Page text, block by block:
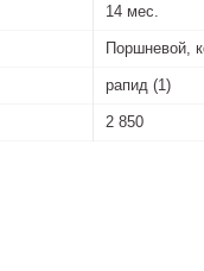
14 мес.
Поршневой,
рапид (1)
2 850